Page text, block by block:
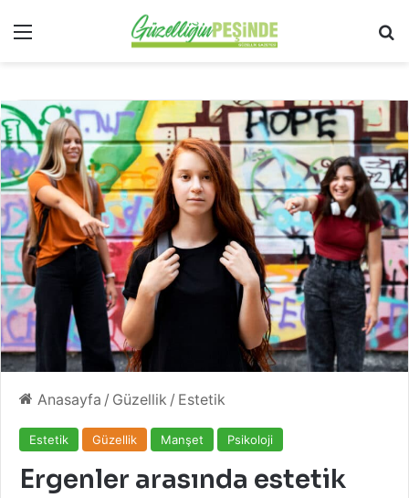
Menü
Anasayfa / Güzellik / Estetik
Estetik Güzellik Manşet Psikoloji
Ergenler arasında estetik